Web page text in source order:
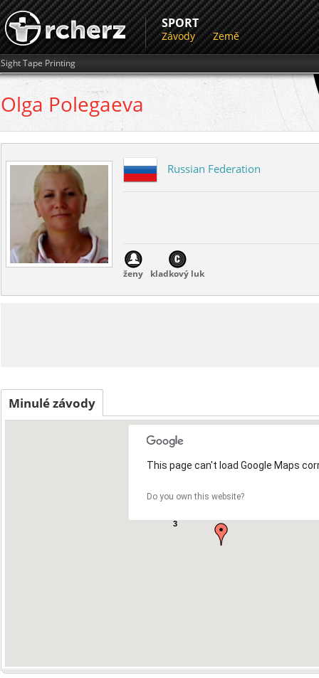
SPORT
Závody Země
Sight Tape Printing
Olga Polegaeva
Russian Federation
ženy kladkový luk
Minulé závody
3
This page can't load Google Maps
Do you own this website?